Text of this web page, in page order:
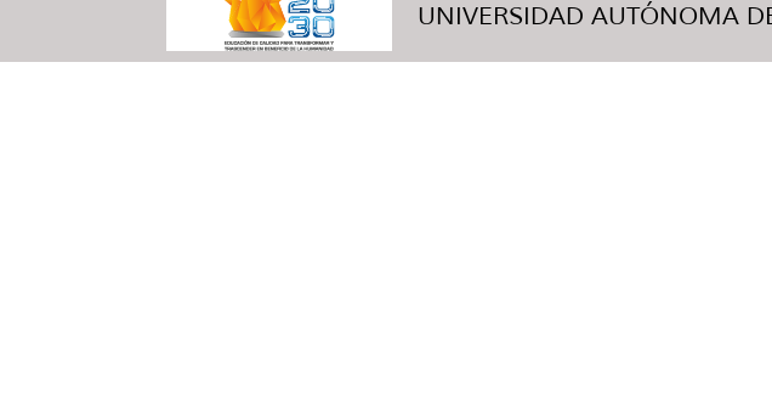
UNIVERSIDAD AUTÓNOMA